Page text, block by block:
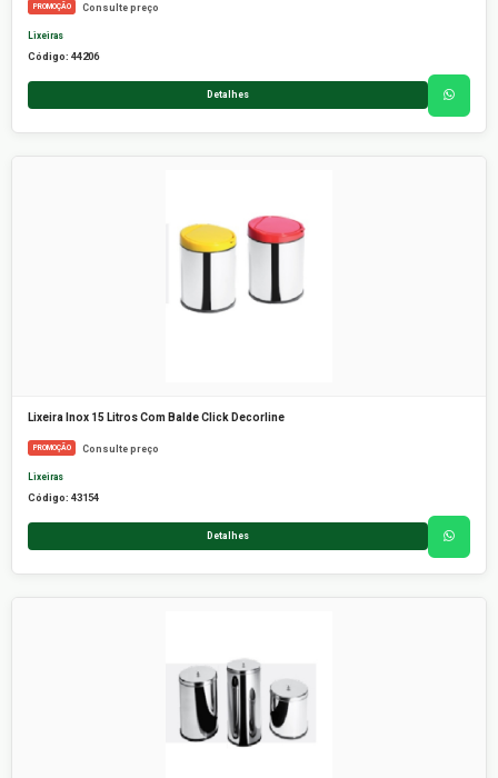
PROMOÇÃO Consulte preço
Lixeiras
Código: 44206
Detalhes
Lixeira Inox 15 Litros Com Balde Click Decorline
PROMOÇÃO Consulte preço
Lixeiras
Código: 43154
Detalhes